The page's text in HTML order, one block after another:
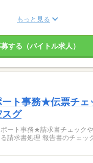
もっと見る
する（バイトル求人）
ート事務★伝票チェ
グ
ート事務★請求書チェック
請求書処理 報告書のチェッ